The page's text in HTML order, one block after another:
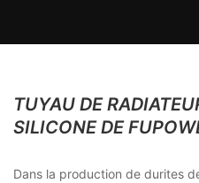
TUYAU DE
SILICONE DE
Dans la production de durites